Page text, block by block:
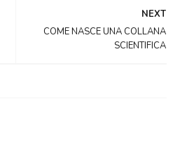
NEXT
COME NASCE UNA COLLANA
SCIENTIFICA